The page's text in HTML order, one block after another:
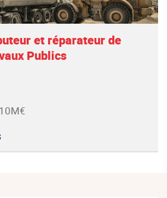
et réparateur de
Publics